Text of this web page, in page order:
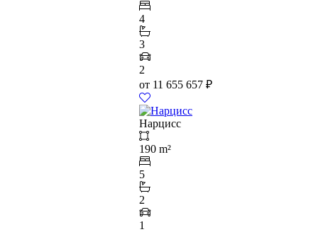
4
3
2
от 11 655 657 ₽
Нарцисс
190 m²
5
2
1